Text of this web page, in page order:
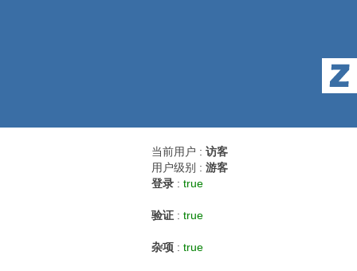
当前用户 : 访客
用户级别 : 游客
登录 : true
验证 : true
杂项 : true